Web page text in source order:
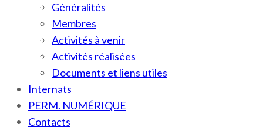
Généralités
Membres
Activités à venir
Activités réalisées
Documents et liens utiles
Internats
PERM. NUMÉRIQUE
Contacts